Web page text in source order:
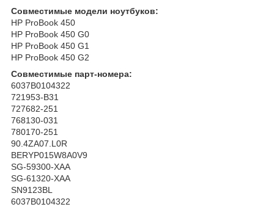
Совместимые модели ноутбуков:
HP ProBook 450
HP ProBook 450 G0
HP ProBook 450 G1
HP ProBook 450 G2
Совместимые парт-номера:
6037B0104322
721953-B31
727682-251
768130-031
780170-251
90.4ZA07.L0R
BERYP015W8A0V9
SG-59300-XAA
SG-61320-XAA
SN9123BL
6037B0104322